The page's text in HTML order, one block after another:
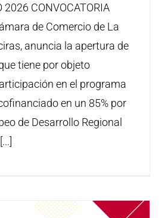
2026 CONVOCATORIA
de Comercio de La
anuncia la apertura de
tiene por objeto
en el programa
en un 85% por
de Desarrollo Regional